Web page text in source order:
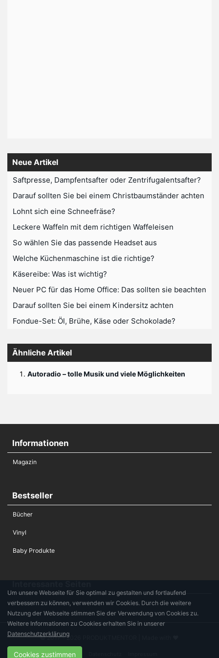
Neue Artikel
Saftpresse, Dampfentsafter oder Zentrifugalentsafter?
Darauf sollten Sie bei einem Christbaumständer achten
Lohnt sich eine Schneefräse?
Leckere Waffeln mit dem richtigen Waffeleisen
So wählen Sie das passende Headset aus
Welche Küchenmaschine ist die richtige?
Käsereibe: Was ist wichtig?
Neuer PC für das Home Office: Das sollten sie beachten
Darauf sollten Sie bei einem Kindersitz achten
Fondue-Set: Öl, Brühe, Käse oder Schokolade?
Ähnliche Artikel
Autoradio – tolle Musik und viele Möglichkeiten
Informationen
Magazin
Bestseller
Bücher
Vinyl
Baby Produkte
Die Hochzeitsliste
© 2017 - 2026 PRODUKTMENTOR | Made with ♥
Kontakt
Um unsere Webseite für Sie optimal zu gestalten und fortlaufend
verbessern zu können, verwenden wir Cookies. Durch die weitere
Nutzung der Webseite stimmen Sie der Verwendung von Cookies zu.
Weitere Informationen zu Cookies erhalten Sie in unserer
Datenschutzerklärung
Cookies zustimmen